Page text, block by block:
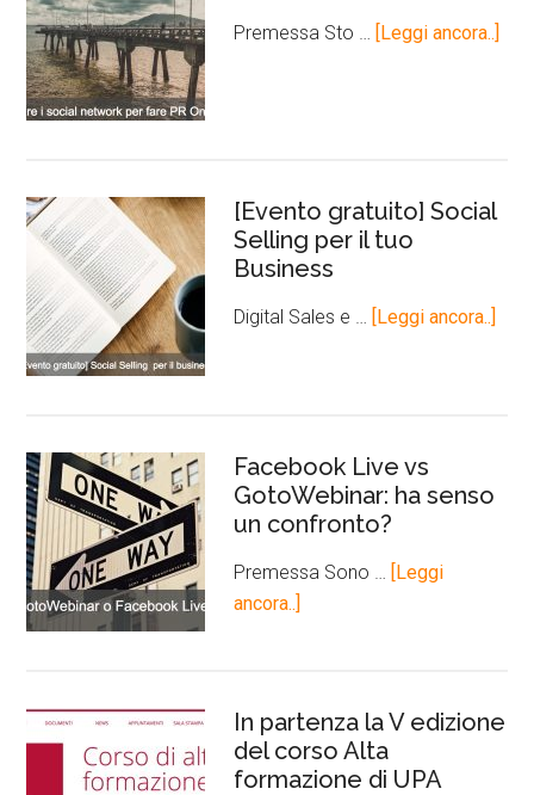
Premessa Sto … [Leggi ancora..]
[Evento gratuito] Social
Selling per il tuo
Business
Digital Sales e … [Leggi ancora..]
Facebook Live vs
GotoWebinar: ha senso
un confronto?
Premessa Sono … [Leggi
ancora..]
In partenza la V edizione
del corso Alta
formazione di UPA